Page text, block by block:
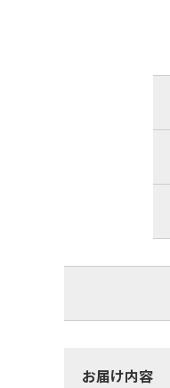
お届け内容